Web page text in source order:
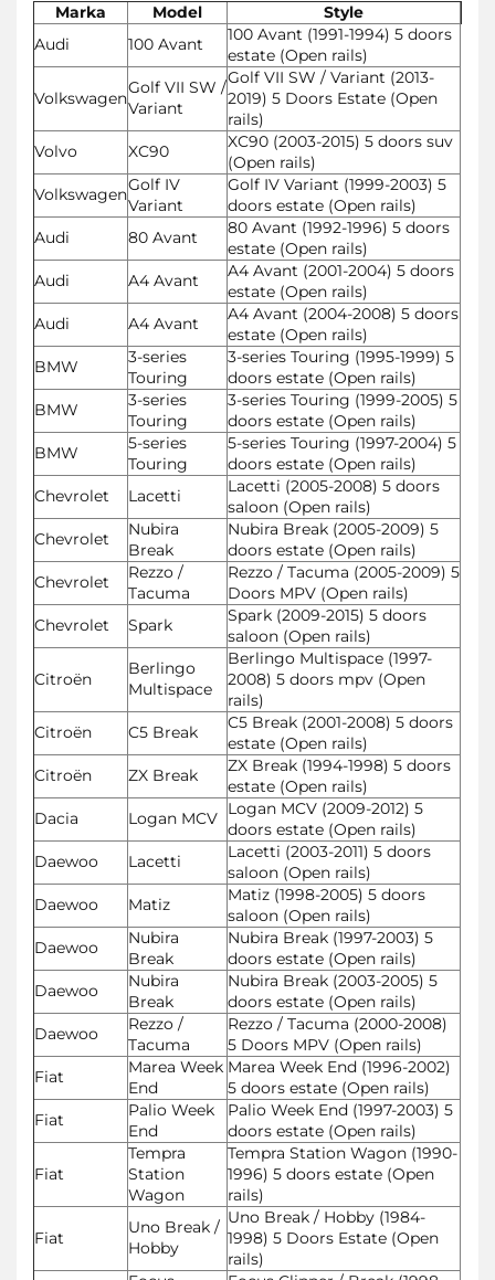
Marka Model
Style
Audi
100 Avant
100 Avant (1991-1994) 5 doors
estate (Open rails)
Volkswagen
Golf VII SW /
Variant
Golf VII SW / Variant (2013-
2019) 5 Doors Estate (Open
rails)
Volvo
XC90
XC90 (2003-2015) 5 doors suv
(Open rails)
VolkswagenGolf IV
Variant
Golf IV Variant (1999-2003) 5
doors estate (Open rails)
Audi
80 Avant
80 Avant (1992-1996) 5 doors
estate (Open rails)
Audi
A4 Avant
A4 Avant (2001-2004) 5 doors
estate (Open rails)
Audi
A4 Avant
A4 Avant (2004-2008) 5 doors
estate (Open rails)
BMW
3-series
Touring
3-series Touring (1995-1999) 5
doors estate (Open rails)
BMW
3-series
Touring
3-series Touring (1999-2005) 5
doors estate (Open rails)
BMW
5-series
Touring
5-series Touring (1997-2004) 5
doors estate (Open rails)
Chevrolet
Lacetti
Lacetti (2005-2008) 5 doors
saloon (Open rails)
Chevrolet
Nubira
Break
Nubira Break (2005-2009) 5
doors estate (Open rails)
Chevrolet
Rezzo /
Tacuma
Rezzo / Tacuma (2005-2009) 5
Doors MPV (Open rails)
Chevrolet
Spark
Spark (2009-2015) 5 doors
saloon (Open rails)
Citroën
Berlingo
Multispace
Berlingo Multispace (1997-
2008) 5 doors mpv (Open
rails)
Citroën
C5 Break
C5 Break (2001-2008) 5 doors
estate (Open rails)
Citroën
ZX Break
ZX Break (1994-1998) 5 doors
estate (Open rails)
Dacia
Logan MCV Logan MCV (2009-2012) 5
doors estate (Open rails)
Daewoo
Lacetti
Lacetti (2003-2011) 5 doors
saloon (Open rails)
Daewoo
Matiz
Matiz (1998-2005) 5 doors
saloon (Open rails)
Daewoo
Nubira
Break
Nubira Break (1997-2003) 5
doors estate (Open rails)
Daewoo
Nubira
Break
Nubira Break (2003-2005) 5
doors estate (Open rails)
Daewoo
Rezzo /
Tacuma
Rezzo / Tacuma (2000-2008)
5 Doors MPV (Open rails)
Fiat
Marea Week
End
Marea Week End (1996-2002)
5 doors estate (Open rails)
Fiat
Palio Week
End
Palio Week End (1997-2003) 5
doors estate (Open rails)
Fiat
Tempra
Station
Wagon
Tempra Station Wagon (1990-
1996) 5 doors estate (Open
rails)
Fiat
Uno Break /
Hobby
Uno Break / Hobby (1984-
1998) 5 Doors Estate (Open
rails)